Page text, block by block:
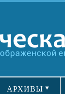
АРХИВЫ